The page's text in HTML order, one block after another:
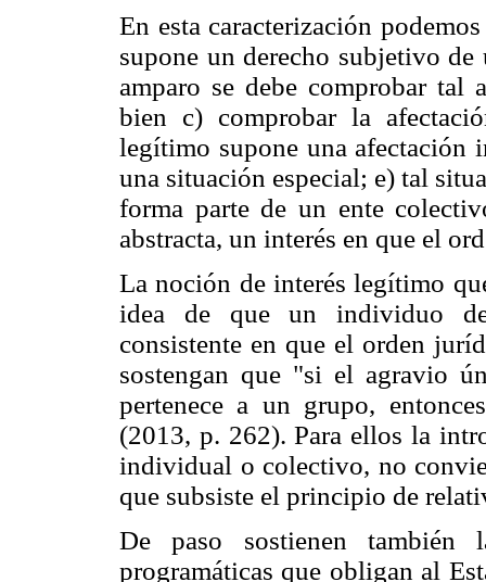
En esta caracterización
supone un derecho subjetivo
amparo se debe comprobar tal
bien c) comprobar la
legítimo supone una afectación
una situación especial; e) tal
forma parte de un ente
abstracta, un interés en que el
La noción de interés legítimo
idea de que un individuo
consistente en que el orden
sostengan que "si el agravio
pertenece a un grupo,
(2013, p. 262). Para ellos la
individual o colectivo, no
que subsiste el principio de
De paso sostienen
programáticas que obligan al